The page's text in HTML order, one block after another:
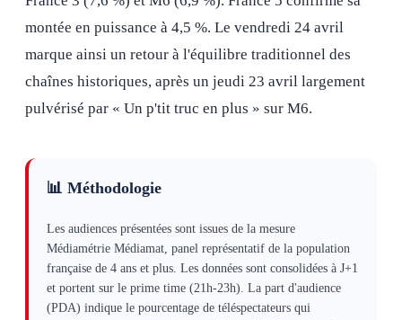
montée en puissance à 4,5 %. Le vendredi 24 avril
marque ainsi un retour à l'équilibre traditionnel des
chaînes historiques, après un jeudi 23 avril largement
pulvérisé par « Un p'tit truc en plus » sur M6.
📊 Méthodologie
Les audiences présentées sont issues de la mesure
Médiamétrie Médiamat, panel représentatif de la population
française de 4 ans et plus. Les données sont consolidées à J+1
et portent sur le prime time (21h-23h). La part d'audience
(PDA) indique le pourcentage de téléspectateurs qui